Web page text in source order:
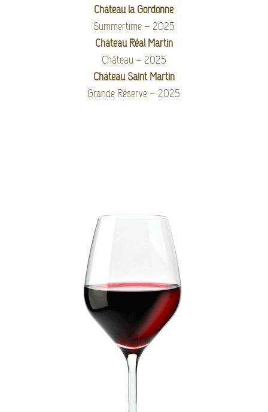
Château la Gordonne
Summertime – 2025
Château Réal Martin
Château – 2025
Château Saint Martin
Grande Réserve – 2025